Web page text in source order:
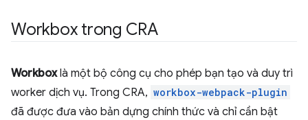
Workbox trong CRA
Workboxlà một bộ công cụ cho phép bạn tạo và duy trì
worker dịch vụ. Trong CRA, workbox-webpack-plugin
đã được đưa vào bản dựng chính thức và chỉ cần bật